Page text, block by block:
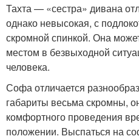
Тахта — «сестра» дивана
однако невысокая, с
скромной спинкой. Она
местом в безвыходной
человека.
Софа отличается
габариты весьма скромны,
комфортного проведения
положении. Выспаться на